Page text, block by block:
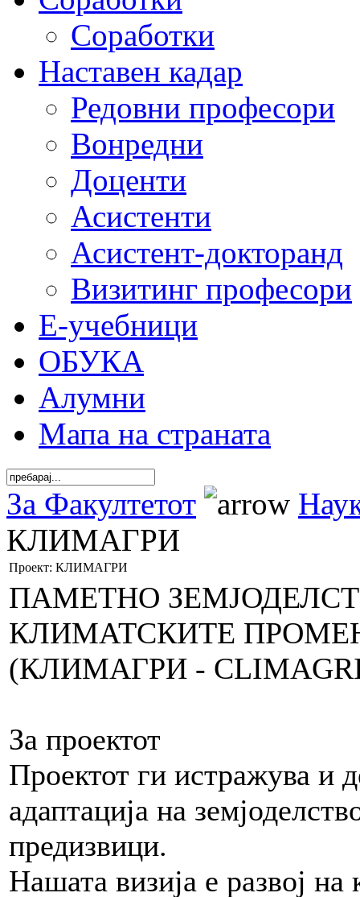
Соработки
Наставен кадар
Редовни професори
Вонредни
Доценти
Асистенти
Асистент-докторанд
Визитинг професори
Е-учебници
ОБУКА
Алумни
Мапа на страната
За Факултетот
КЛИМАГРИ
Проект: КЛИМАГРИ
ПАМЕТНО
КЛИМАТСКИТЕ
(КЛИМАГРИ -
За проектот
Проектот ги истражува и
адаптација на
предизвици.
Нашата визија е развој